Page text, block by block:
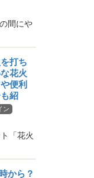
間にや
打ち
花火
便利
紹
ン
「花火
から？